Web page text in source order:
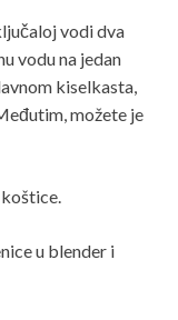
vodi dva
vodu na jedan
kiselkasta,
možete je
u blender i